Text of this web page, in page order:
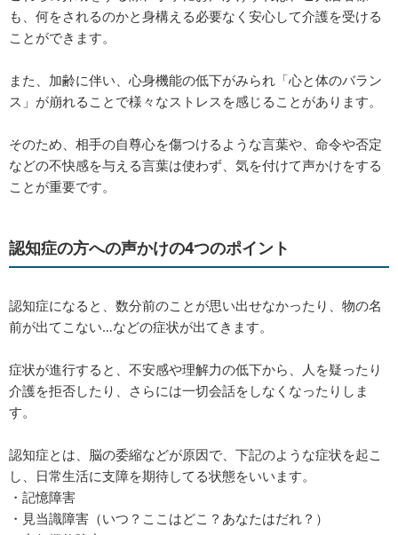
も、何をされるのかと身構える必要なく安心して介護を受ける
ことができます。
また、加齢に伴い、心身機能の低下がみられ「心と体のバラン
ス」が崩れることで様々なストレスを感じることがあります。
そのため、相手の自尊心を傷つけるような言葉や、命令や否定
などの不快感を与える言葉は使わず、気を付けて声かけをする
ことが重要です。
認知症の方への声かけの4つのポイント
認知症になると、数分前のことが思い出せなかったり、物の名
前が出てこない…などの症状が出てきます。
症状が進行すると、不安感や理解力の低下から、⼈を疑ったり
介護を拒否したり、さらには⼀切会話をしなくなったりしま
す。
認知症とは、脳の委縮などが原因で、下記のような症状を起こ
し、日常生活に支障を期待してる状態をいいます。
・記憶障害
・見当識障害（いつ？ここはどこ？あなたはだれ？）